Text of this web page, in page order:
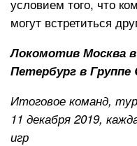
условием того, что
могут встретиться
Локомотив Москва в
Петербург в Группе
Итоговое команд,
11 декабря 2019,
игр